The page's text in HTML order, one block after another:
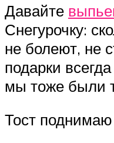
Давайте
Снегурочку:
не болеют, не
подарки
мы тоже были
Тост поднимаю